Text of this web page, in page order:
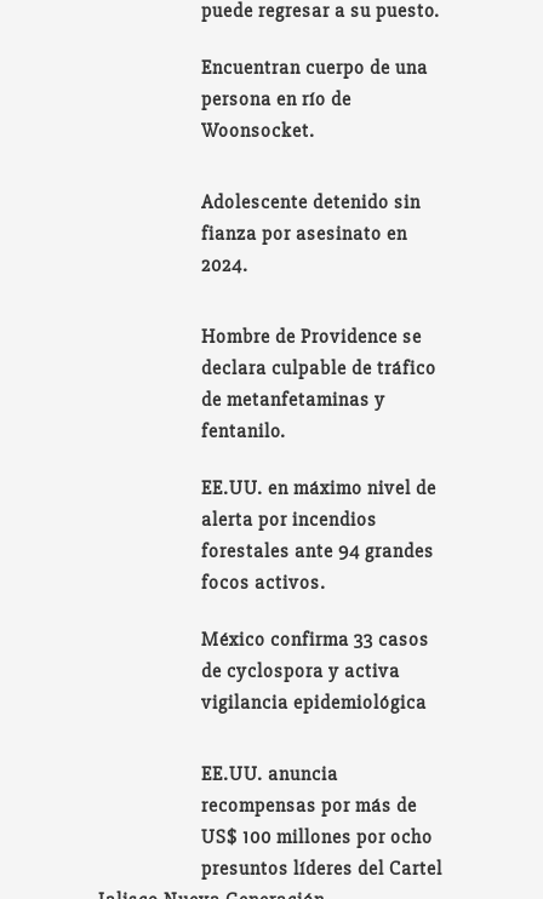
puede regresar a su puesto.
Encuentran cuerpo de una
persona en río de
Woonsocket.
Adolescente detenido sin
fianza por asesinato en
2024.
Hombre de Providence se
declara culpable de tráfico
de metanfetaminas y
fentanilo.
EE.UU. en máximo nivel de
alerta por incendios
forestales ante 94 grandes
focos activos.
México confirma 33 casos
de cyclospora y activa
vigilancia epidemiológica
EE.UU. anuncia
recompensas por más de
US$ 100 millones por ocho
presuntos líderes del Cartel